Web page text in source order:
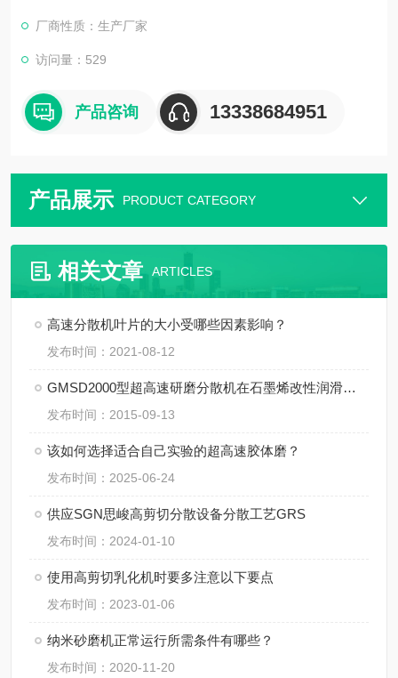
厂商性质：生产厂家
访问量：529
产品咨询 13338684951
产品展示 PRODUCT CATEGORY
相关文章 ARTICLES
高速分散机叶片的大小受哪些因素影响？
发布时间：2021-08-12
GMSD2000型超高速研磨分散机在石墨烯改性润滑油中的应用
发布时间：2015-09-13
该如何选择适合自己实验的超高速胶体磨？
发布时间：2025-06-24
供应SGN思峻高剪切分散设备分散工艺GRS
发布时间：2024-01-10
使用高剪切乳化机时要多注意以下要点
发布时间：2023-01-06
纳米砂磨机正常运行所需条件有哪些？
发布时间：2020-11-20